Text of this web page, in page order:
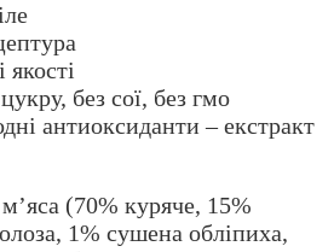
якості
без сої, без гмо
антиоксиданти – екстракт
(70% куряче, 15%
1% сушена обліпиха,